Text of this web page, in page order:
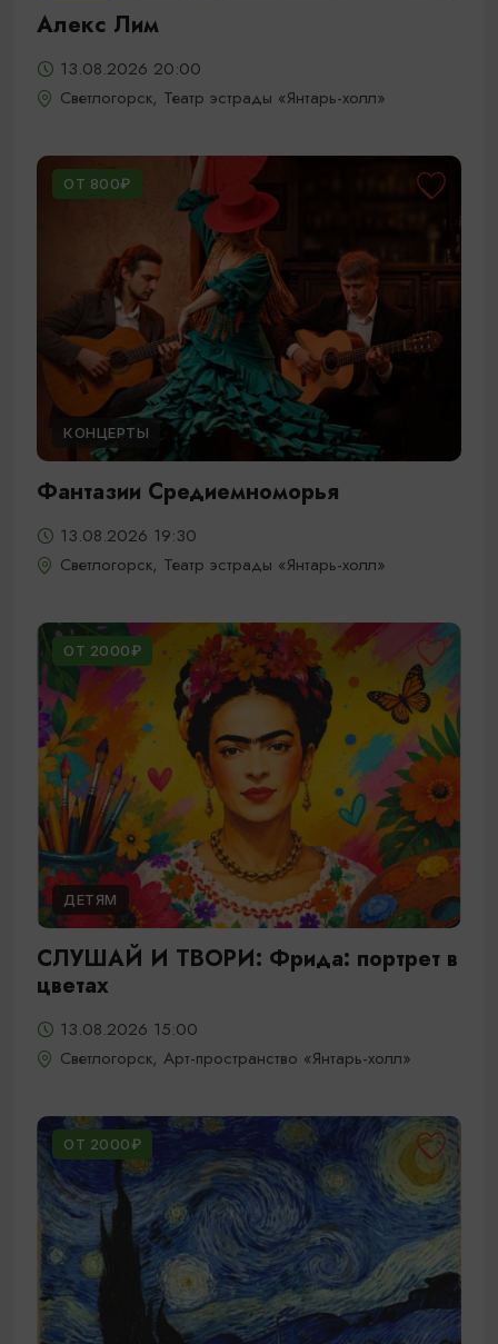
Алекс Лим
13.08.2026 20:00
Светлогорск, Театр эстрады «Янтарь-холл»
ОТ 800₽
КОНЦЕРТЫ
Фантазии Средиемноморья
13.08.2026 19:30
Светлогорск, Театр эстрады «Янтарь-холл»
ОТ 2000₽
ДЕТЯМ
СЛУШАЙ И ТВОРИ: Фрида: портрет в
цветах
13.08.2026 15:00
Светлогорск, Арт-пространство «Янтарь-холл»
ОТ 2000₽